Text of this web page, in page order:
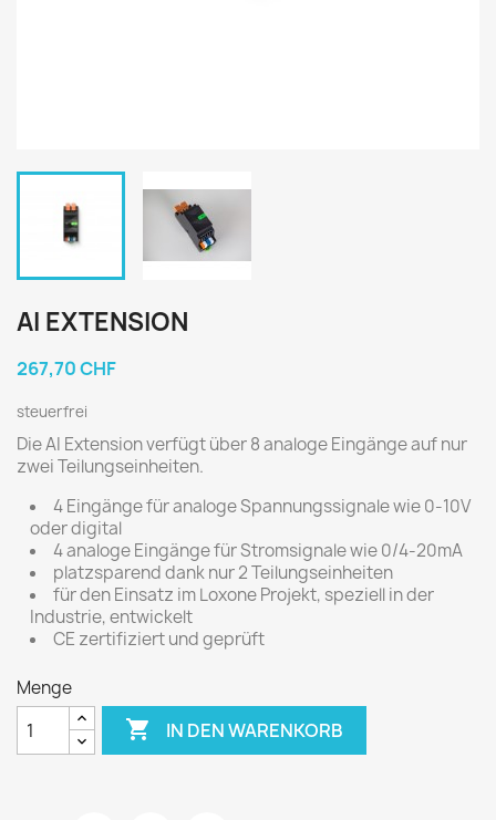
AI EXTENSION
267,70 CHF
steuerfrei
Die AI Extension verfügt über 8 analoge Eingänge auf nur
zwei Teilungseinheiten.
4 Eingänge für analoge Spannungssignale wie 0-10V
oder digital
4 analoge Eingänge für Stromsignale wie 0/4-20mA
platzsparend dank nur 2 Teilungseinheiten
für den Einsatz im Loxone Projekt, speziell in der
Industrie, entwickelt
CE zertifiziert und geprüft
Menge
 IN DEN WARENKORB